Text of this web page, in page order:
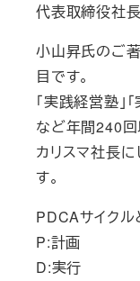
代表取締役社
小山昇氏のご
目です。
「実践経営塾」
など年間240回
カリスマ社長
す。
PDCAサイクル
P:計画
D:実行